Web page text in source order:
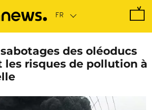
des oléoducs
risques de pollution à